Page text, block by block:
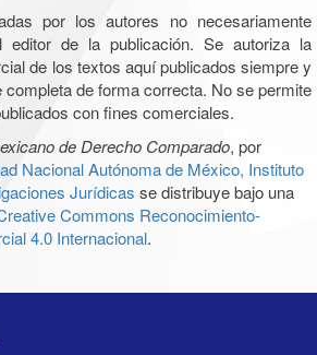
por los autores no necesariamente
editor de la publicación. Se autoriza la
de los textos aquí publicados siempre y
completa de forma correcta. No se permite
con fines comerciales.
de Derecho Comparado, por
Nacional Autónoma de México, Instituto
Jurídicas se distribuye bajo una
Commons Reconocimiento-
4.0 Internacional.